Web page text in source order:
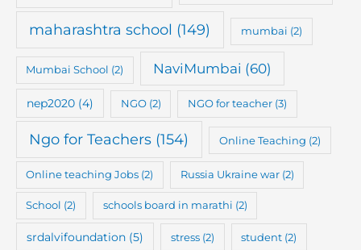
maharashtra school (149) mumbai (2)
Mumbai School (2) NaviMumbai (60)
nep2020(4) NGO(2) NGO for teacher (3)
Ngo for Teachers (154) Online Teaching (2)
Online teaching Jobs (2) Russia Ukraine war(2)
School (2) schools board in marathi (2)
srdalvifoundation (5) stress (2) student (2)